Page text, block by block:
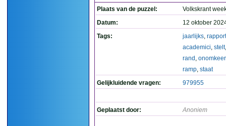
Plaats van de puzzel:
Volkskrant
Datum:
12 oktober
Tags:
jaarlijks, rapport
academici, stelt
rand ,
ramp, staat
Gelijkluidende vragen:
979955
Geplaatst door: Anoniem